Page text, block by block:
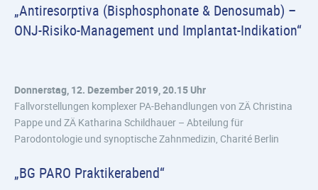
„Antiresorptiva (Bisphosphonate & Denosumab) –
ONJ-Risiko-Management und Implantat-Indikation“
Donnerstag, 12. Dezember 2019, 20.15 Uhr
Fallvorstellungen komplexer PA-Behandlungen von ZÄ Christina
Pappe und ZÄ Katharina Schildhauer – Abteilung für
Parodontologie und synoptische Zahnmedizin, Charité Berlin
„BG PARO Praktikerabend“